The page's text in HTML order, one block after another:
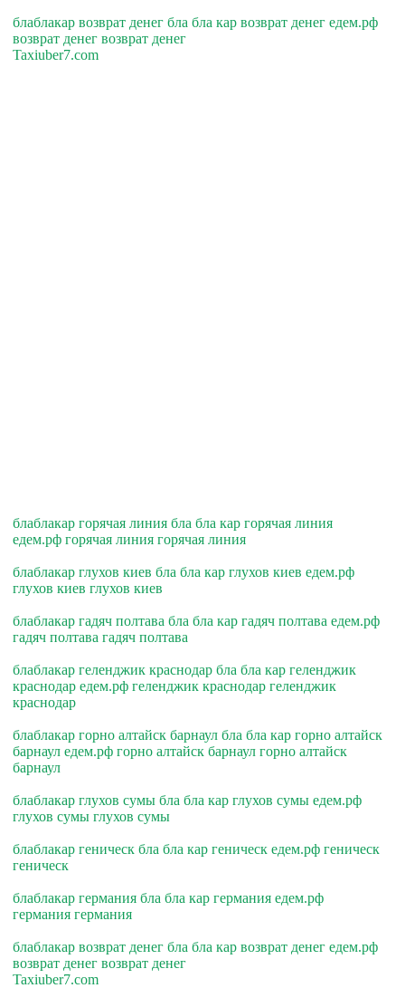
блаблакар возврат денег бла бла кар возврат денег едем.рф
возврат денег возврат денег
Taxiuber7.com
блаблакар горячая линия бла бла кар горячая линия
едем.рф горячая линия горячая линия
блаблакар глухов киев бла бла кар глухов киев едем.рф
глухов киев глухов киев
блаблакар гадяч полтава бла бла кар гадяч полтава едем.рф
гадяч полтава гадяч полтава
блаблакар геленджик краснодар бла бла кар геленджик
краснодар едем.рф геленджик краснодар геленджик
краснодар
блаблакар горно алтайск барнаул бла бла кар горно алтайск
барнаул едем.рф горно алтайск барнаул горно алтайск
барнаул
блаблакар глухов сумы бла бла кар глухов сумы едем.рф
глухов сумы глухов сумы
блаблакар геническ бла бла кар геническ едем.рф геническ
геническ
блаблакар германия бла бла кар германия едем.рф
германия германия
блаблакар возврат денег бла бла кар возврат денег едем.рф
возврат денег возврат денег
Taxiuber7.com